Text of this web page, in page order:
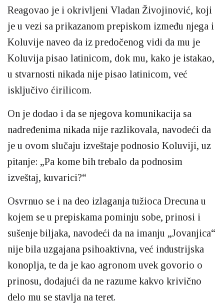
Reagovao je i okrivljeni Vladan Živojinović, koji
je u vezi sa prikazanom prepiskom između njega i
Koluvije naveo da iz predočenog vidi da mu je
Koluvija pisao latinicom, dok mu, kako je istakao,
u stvarnosti nikada nije pisao latinicom, već
isključivo ćirilicom.
On je dodao i da se njegova komunikacija sa
nadređenima nikada nije razlikovala, navodeći da
je u ovom slučaju izveštaje podnosio Koluviji, uz
pitanje: „Pa kome bih trebalo da podnosim
izveštaj, kuvarici?“
Osvrnuo se i na deo izlaganja tužioca Drecuna u
kojem se u prepiskama pominju sobe, prinosi i
sušenje biljaka, navodeći da na imanju „Jovanjica“
nije bila uzgajana psihoaktivna, već industrijska
konoplja, te da je kao agronom uvek govorio o
prinosu, dodajući da ne razume kakvo krivično
delo mu se stavlja na teret.